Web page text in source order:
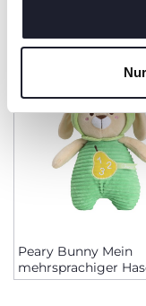
Peary Bunny Mein
mehrsprachiger
Lernspiel (DE/EN/